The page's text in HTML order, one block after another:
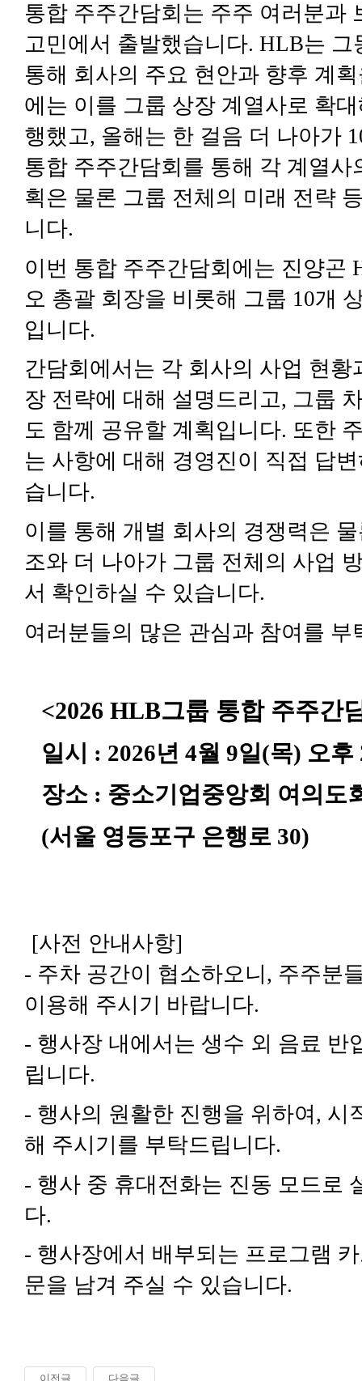
통합 주주간담회는 주주 여러분과
고민에서 출발했습니다. HLB는 그
통해 회사의 주요 현안과 향후 계
에는 이를 그룹 상장 계열사로 확
행했고, 올해는 한 걸음 더 나아가
통합 주주간담회를 통해 각 계열
획은 물론 그룹 전체의 미래 전략
니다.
이번 통합 주주간담회에는 진양곤
오 총괄 회장을 비롯해 그룹 10개
입니다.
간담회에서는 각 회사의 사업 현황
장 전략에 대해 설명드리고, 그룹
도 함께 공유할 계획입니다. 또한
는 사항에 대해 경영진이 직접 답
습니다.
이를 통해 개별 회사의 경쟁력은
조와 더 나아가 그룹 전체의 사업
서 확인하실 수 있습니다.
여러분들의 많은 관심과 참여를 부
<2026 HLB그룹 통합 주주간
일시 : 2026년 4월 9일 (목) 오후
장소 : 중소기업중앙회 여의도
(서울 영등포구 은행로 30)
[사전 안내사항]
- 주차 공간이 협소하오니, 주주분
이용해 주시기 바랍니다.
- 행사장 내에서는 생수 외 음료 반
립니다.
- 행사의 원활한 진행을 위하여, 시
해 주시기를 부탁드립니다.
- 행사 중 휴대전화는 진동 모드로
다.
- 행사장에서 배부되는 프로그램
문을 남겨 주실 수 있습니다.
이전글 다음글